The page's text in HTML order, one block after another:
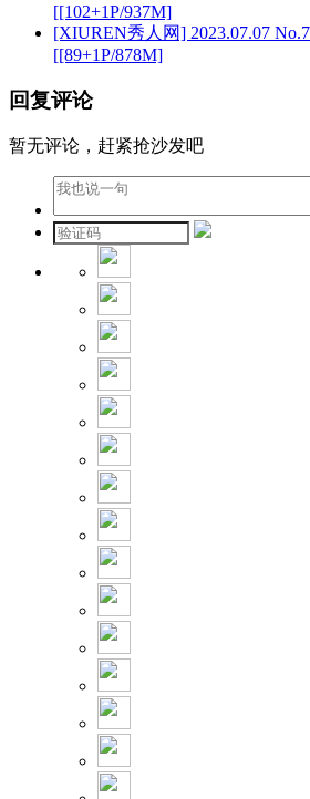
[[102+1P/937M]
[XIUREN秀人网] 2023.07.07
[[89+1P/878M]
回复评论
暂无评论，赶紧抢沙发吧